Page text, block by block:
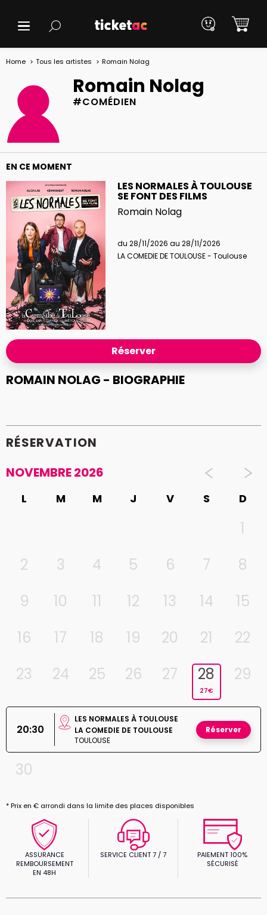
Home Tous les artistes Romain Nolag
Romain Nolag
#COMÉDIEN
EN CE MOMENT
LES NORMALES À TOULOUSE
SE FONT DES FILMS
Romain Nolag
du 28/11/2026 au 28/11/2026
LA COMEDIE DE TOULOUSE - Toulouse
Réserver
ROMAIN NOLAG - BIOGRAPHIE
RÉSERVATION
NOVEMBRE 2026
L M M J V S D
1
2
3 4 5 6 7
8
9
10 11 12 13 14
15
16
17 18 19 20 21
22
23
24 25 26 27 28
27€
29
20:30
LES NORMALES À TOULOUSE
LA COMEDIE DE TOULOUSE
TOULOUSE
Réserver
30
* Prix en € arrondi dans la limite des places disponibles
ASSURANCE
REMBOURSEMENT
EN 48H
SERVICE CLIENT 7 / 7
PAIEMENT 100%
SÉCURISÉ